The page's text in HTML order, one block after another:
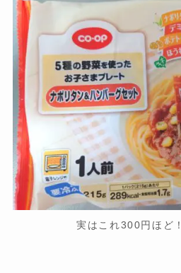
実はこれ300円ほど